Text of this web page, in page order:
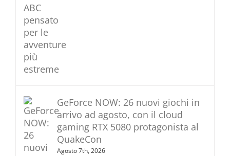
GeForce NOW: 26 nuovi giochi in
arrivo ad agosto, con il cloud
gaming RTX 5080 protagonista al
QuakeCon
Agosto 7th, 2026